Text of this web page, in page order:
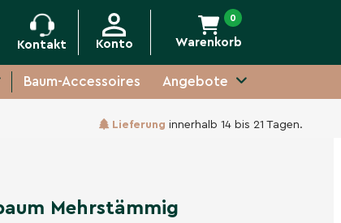
Kontakt Konto Warenkorb
0
Baum-Accessoires Angebote
Lieferung innerhalb 14 bis 21 Tagen.
Mehrstämmig